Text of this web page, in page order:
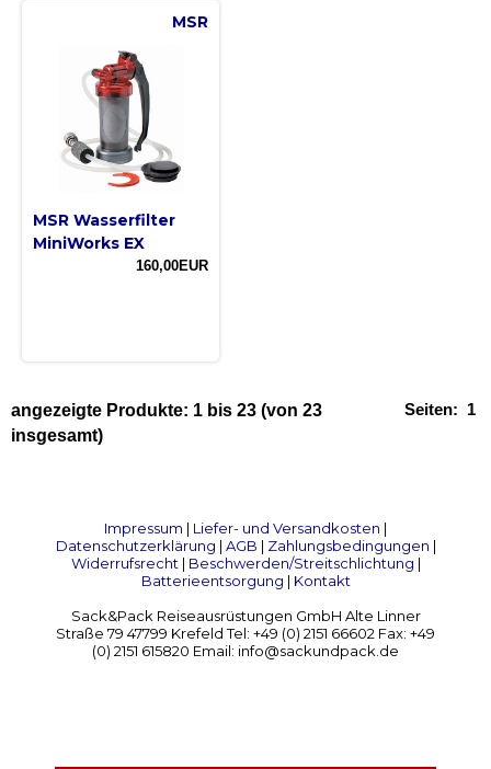
MSR
MSR Wasserfilter
MiniWorks EX
160,00EUR
Seiten: 1
angezeigte Produkte: 1 bis 23 (von 23
insgesamt)
Impressum | Liefer- und Versandkosten |
Datenschutzerklärung | AGB | Zahlungsbedingungen |
Widerrufsrecht | Beschwerden/Streitschlichtung |
Batterieentsorgung | Kontakt
Sack&Pack Reiseausrüstungen GmbH Alte Linner
Straße 79 47799 Krefeld Tel: +49 (0) 2151 66602 Fax: +49
(0) 2151 615820 Email: info@sackundpack.de